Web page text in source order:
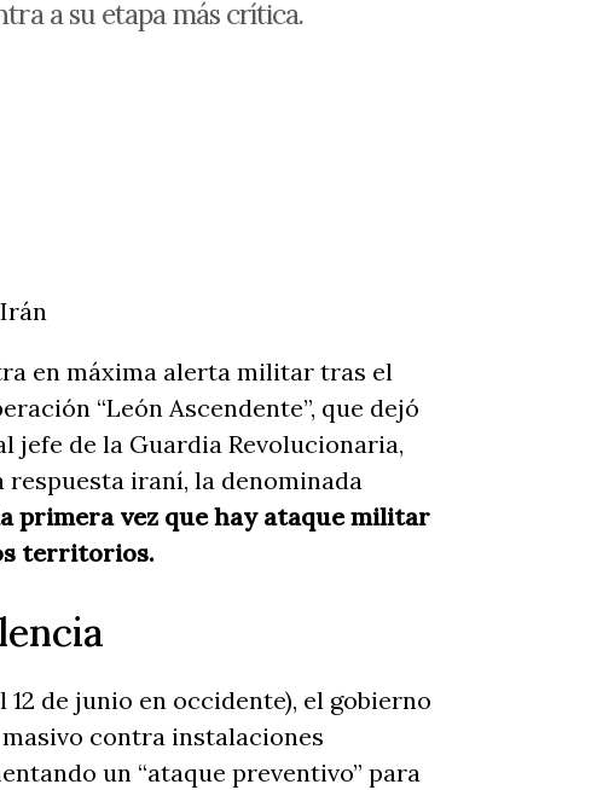
a su etapa más crítica.
en máxima alerta militar tras el
“León Ascendente”, que dejó
jefe de la Guardia Revolucionaria,
respuesta iraní, la denominada
primera vez que hay ataque militar
territorios.
de junio en occidente), el gobierno
contra instalaciones
un “ataque preventivo” para